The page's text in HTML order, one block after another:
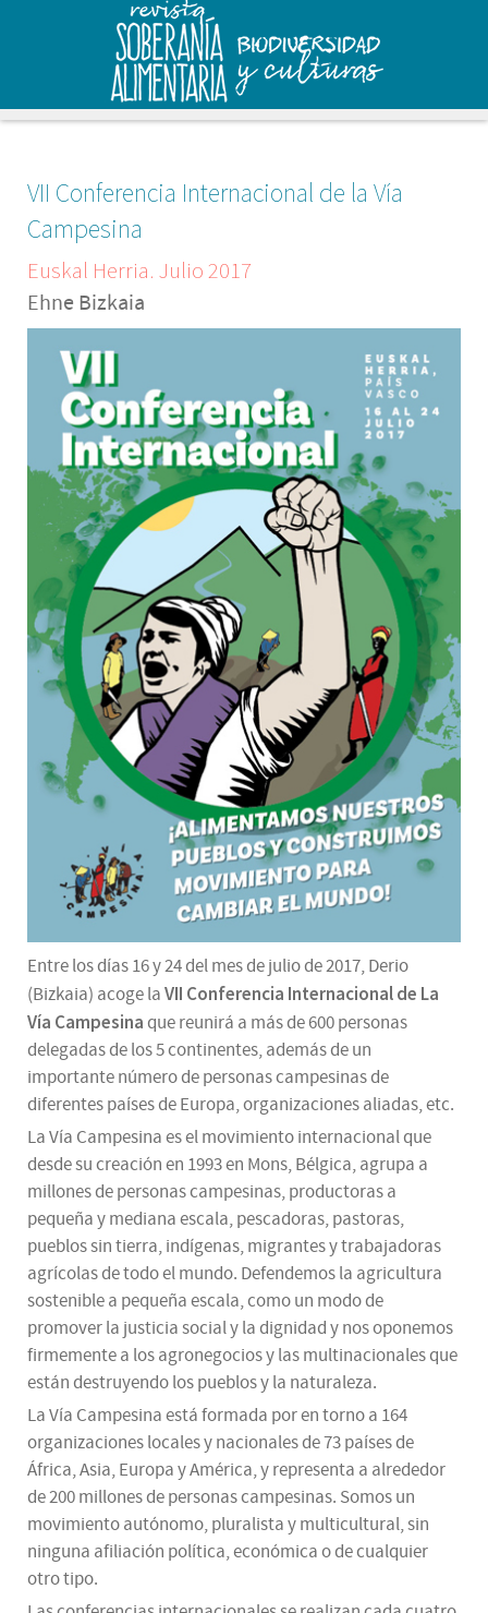
VII Conferencia Internacional de la Vía
Campesina
Euskal Herria. Julio 2017
Ehne Bizkaia
Entre los días 16 y 24 del mes de julio de 2017, Derio
(Bizkaia) acoge laVII Conferencia Internacional de La
Vía Campesinaque reunirá a más de 600 personas
delegadas de los 5 continentes, además de un
importante número de personas campesinas de
diferentes países de Europa, organizaciones aliadas, etc.
La Vía Campesina es el movimiento internacional que
desde su creación en 1993 en Mons, Bélgica, agrupa a
millones de personas campesinas, productoras a
pequeña y mediana escala, pescadoras, pastoras,
pueblos sin tierra, indígenas, migrantes y trabajadoras
agrícolas de todo el mundo. Defendemos la agricultura
sostenible a pequeña escala, como un modo de
promover la justicia social y la dignidad y nos oponemos
firmemente a los agronegocios y las multinacionales que
están destruyendo los pueblos y la naturaleza.
La Vía Campesina está formada por en torno a 164
organizaciones locales y nacionales de 73 países de
África, Asia, Europa y América, y representa a alrededor
de 200 millones de personas campesinas. Somos un
movimiento autónomo, pluralista y multicultural, sin
ninguna afiliación política, económica o de cualquier
otro tipo.